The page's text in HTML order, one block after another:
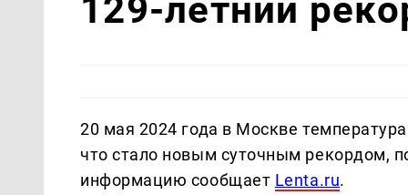
129-летний
20 мая 2024 года в Москве
что стало новым суточным рекордом,
информацию сообщает Lenta.ru.